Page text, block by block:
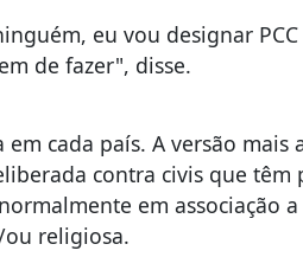
eu vou designar PCC
de fazer", disse.
cada país. A versão mais
contra civis que têm
em associação a
religiosa.